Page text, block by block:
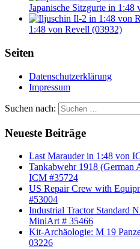
Japanische Sitzgurte in
1:48 von Revell (03932)
Seiten
Datenschutzerklärung
Impressum
Suchen nach:
Neueste Beiträge
Last Marauder in 1:48 von
Tankabwehr 1918 (German
ICM #35724
US Repair Crew with
#53004
Industrial Tractor Standard
MiniArt # 35466
Kit-Archäologie: M 19
03226